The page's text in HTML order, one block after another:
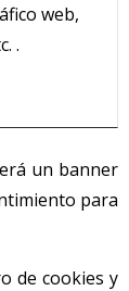
web,
.
un banner
para
de cookies y